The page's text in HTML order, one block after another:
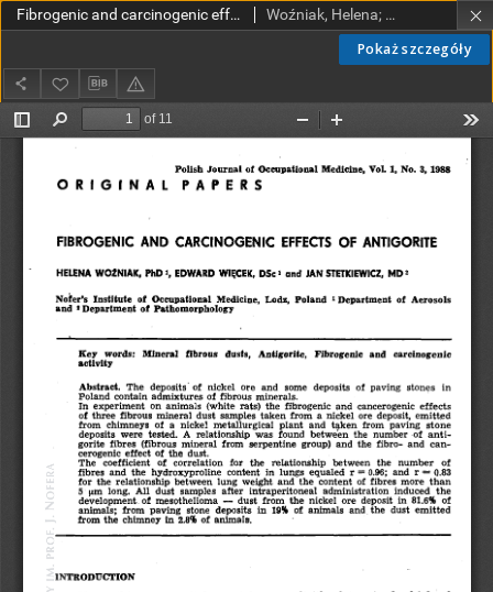
Pokaż szczegóły
Fibrogenic and carcinogenic effects of antigorite Woźniak, Helena; Więcek, Edward; Stetkiewicz, Jan